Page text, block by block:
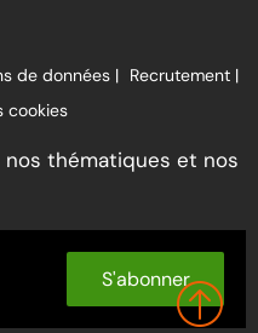
de données | Recrutement |
cookies
thématiques et nos
S'abonner